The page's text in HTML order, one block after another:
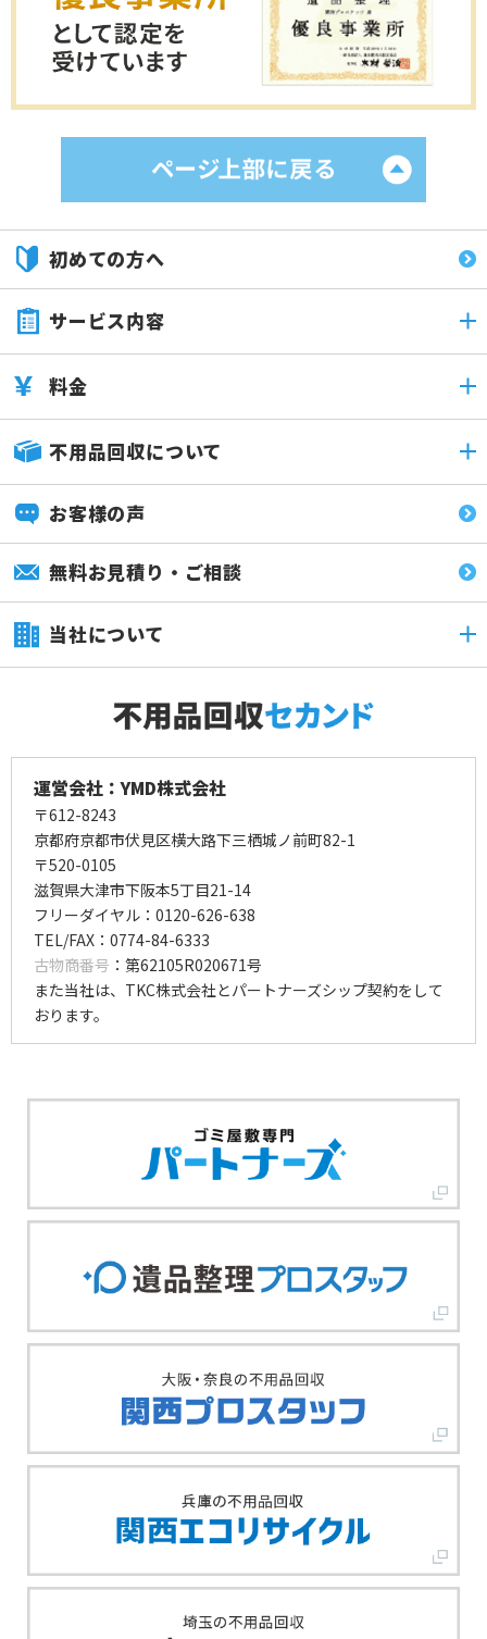
初めての方へ
サービス内容
料金
不用品回収について
お客様の声
無料お見積り・ご相談
当社について
運営会社：YMD株式会社
〒612-8243
京都府京都市伏見区横大路下三栖城ノ前町82-1
〒520-0105
滋賀県大津市下阪本5丁目21-14
フリーダイヤル：0120-626-638
TEL/FAX：0774-84-6333
古物商番号 ：第62105R020671号
また当社は、TKC株式会社とパートナーズシップ契約をして
おります。